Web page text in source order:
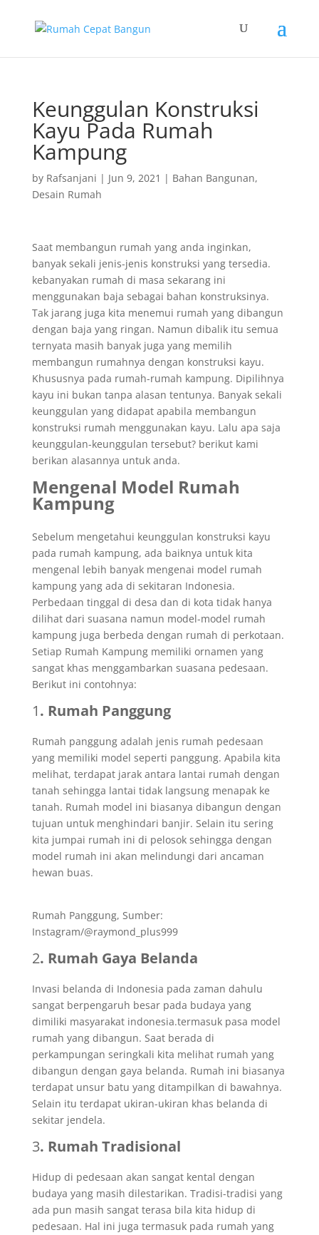
Keunggulan Konstruksi
Kayu Pada Rumah
Kampung
by Rafsanjani | Jun 9, 2021 | Bahan Bangunan,
Desain Rumah
Saat membangun rumah yang anda inginkan,
banyak sekali jenis-jenis konstruksi yang tersedia.
kebanyakan rumah di masa sekarang ini
menggunakan baja sebagai bahan konstruksinya.
Tak jarang juga kita menemui rumah yang dibangun
dengan baja yang ringan. Namun dibalik itu semua
ternyata masih banyak juga yang memilih
membangun rumahnya dengan konstruksi kayu.
Khususnya pada rumah-rumah kampung. Dipilihnya
kayu ini bukan tanpa alasan tentunya. Banyak sekali
keunggulan yang didapat apabila membangun
konstruksi rumah menggunakan kayu. Lalu apa saja
keunggulan-keunggulan tersebut? berikut kami
berikan alasannya untuk anda.
Mengenal Model Rumah
Kampung
Sebelum mengetahui keunggulan konstruksi kayu
pada rumah kampung, ada baiknya untuk kita
mengenal lebih banyak mengenai model rumah
kampung yang ada di sekitaran Indonesia.
Perbedaan tinggal di desa dan di kota tidak hanya
dilihat dari suasana namun model-model rumah
kampung juga berbeda dengan rumah di perkotaan.
Setiap Rumah Kampung memiliki ornamen yang
sangat khas menggambarkan suasana pedesaan.
Berikut ini contohnya:
1. Rumah Panggung
Rumah panggung adalah jenis rumah pedesaan
yang memiliki model seperti panggung. Apabila kita
melihat, terdapat jarak antara lantai rumah dengan
tanah sehingga lantai tidak langsung menapak ke
tanah. Rumah model ini biasanya dibangun dengan
tujuan untuk menghindari banjir. Selain itu sering
kita jumpai rumah ini di pelosok sehingga dengan
model rumah ini akan melindungi dari ancaman
hewan buas.
Rumah Panggung, Sumber:
Instagram/@raymond_plus999
2. Rumah Gaya Belanda
Invasi belanda di Indonesia pada zaman dahulu
sangat berpengaruh besar pada budaya yang
dimiliki masyarakat indonesia.termasuk pasa model
rumah yang dibangun. Saat berada di
perkampungan seringkali kita melihat rumah yang
dibangun dengan gaya belanda. Rumah ini biasanya
terdapat unsur batu yang ditampilkan di bawahnya.
Selain itu terdapat ukiran-ukiran khas belanda di
sekitar jendela.
3. Rumah Tradisional
Hidup di pedesaan akan sangat kental dengan
budaya yang masih dilestarikan. Tradisi-tradisi yang
ada pun masih sangat terasa bila kita hidup di
pedesaan. Hal ini juga termasuk pada rumah yang